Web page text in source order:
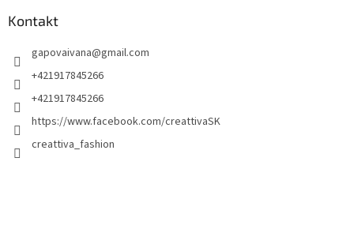
Kontakt
gapovaivana@gmail.com
+421917845266
+421917845266
https://www.facebook.com/creattivaSK
creattiva_fashion